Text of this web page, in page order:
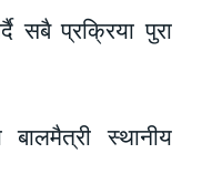
सबै प्रक्रिया पुरा
बालमैत्री स्थानीय